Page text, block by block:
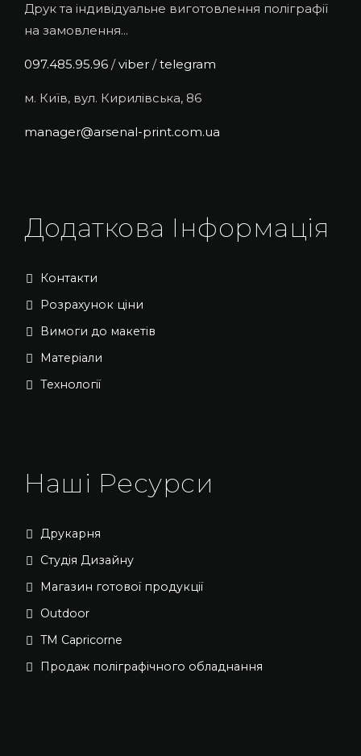
Друк та індивідуальне виготовлення поліграфії
на замовлення...
097.485.95.96 /viber /telegram
м. Київ, вул. Кирилівська, 86
manager@arsenal-print.com.ua
Додаткова Інформація
Контакти
Розрахунок ціни
Вимоги до макетів
Матеріали
Технології
Наші Ресурси
Друкарня
Студія Дизайну
Магазин готової продукції
Outdoor
TM Capricorne
Продаж поліграфічного обладнання